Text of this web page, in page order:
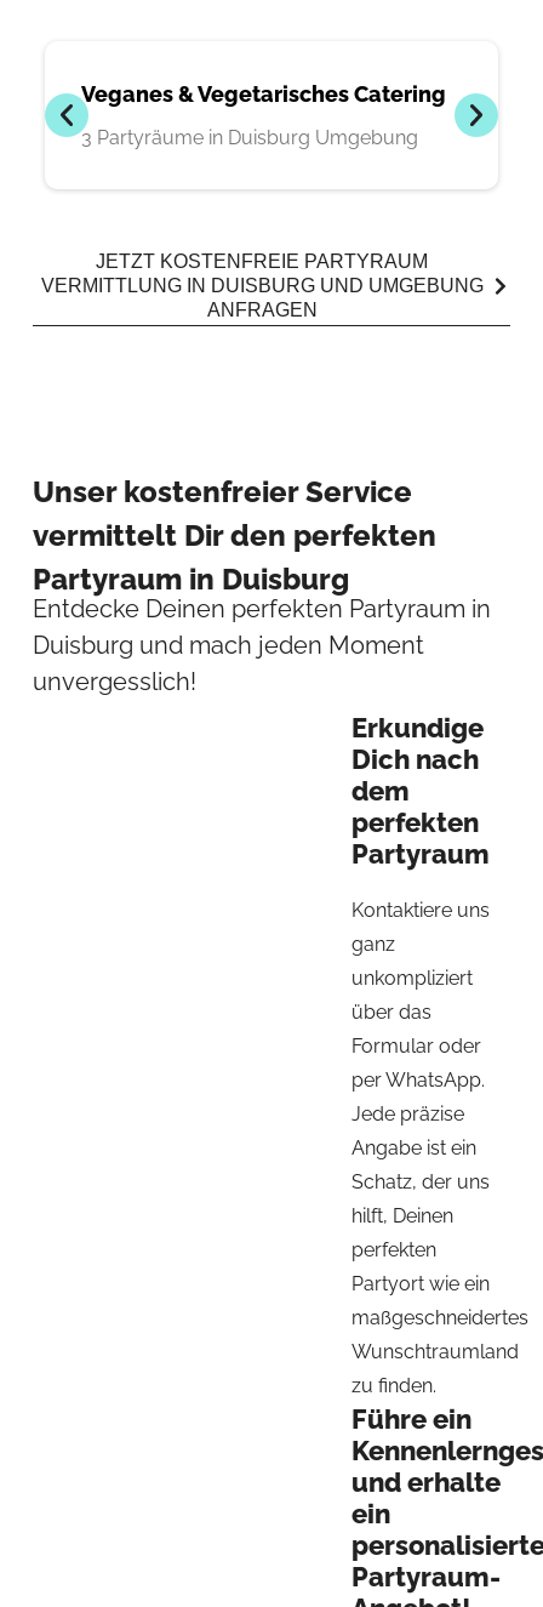
Veganes & Vegetarisches Catering
3 Partyräume in Duisburg Umgebung
JETZT KOSTENFREIE PARTYRAUM
VERMITTLUNG IN DUISBURG UND UMGEBUNG
ANFRAGEN
Unser kostenfreier Service
vermittelt Dir den perfekten
Partyraum in Duisburg
Entdecke Deinen perfekten Partyraum in
Duisburg und mach jeden Moment
unvergesslich!
Erkundige
Dich nach
dem
perfekten
Partyraum
Kontaktiere uns
ganz
unkompliziert
über das
Formular oder
per WhatsApp.
Jede präzise
Angabe ist ein
Schatz, der uns
hilft, Deinen
perfekten
Partyort wie ein
maßgeschneidertes
Wunschtraumland
zu finden.
Führe ein
und erhalte
ein
Partyraum-